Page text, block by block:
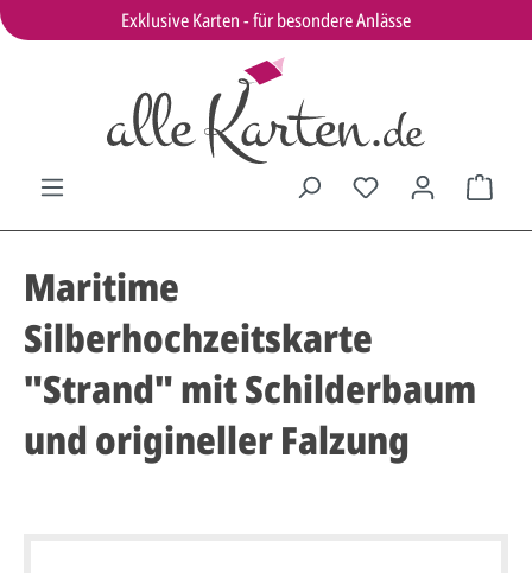
Exklusive Karten - für besondere Anlässe
Maritime
Silberhochzeitskarte
"Strand" mit Schilderbaum
und origineller Falzung